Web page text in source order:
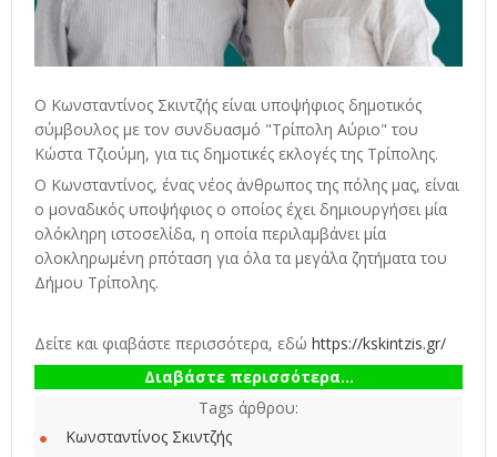
Ο Κωνσταντίνος Σκιντζής είναι υποψήφιος δημοτικός
σύμβουλος με τον συνδυασμό "Τρίπολη Αύριο" του
Κώστα Τζιούμη, για τις δημοτικές εκλογές της Τρίπολης.
Ο Κωνσταντίνος, ένας νέος άνθρωπος της πόλης μας, είναι
ο μοναδικός υποψήφιος ο οποίος έχει δημιουργήσει μία
ολόκληρη ιστοσελίδα, η οποία περιλαμβάνει μία
ολοκληρωμένη ρπόταση για όλα τα μεγάλα ζητήματα του
Δήμου Τρίπολης.
Δείτε και φιαβάστε περισσότερα, εδώ https://kskintzis.gr/
Διαβάστε περισσότερα...
Tags άρθρου:
Κωνσταντίνος Σκιντζής